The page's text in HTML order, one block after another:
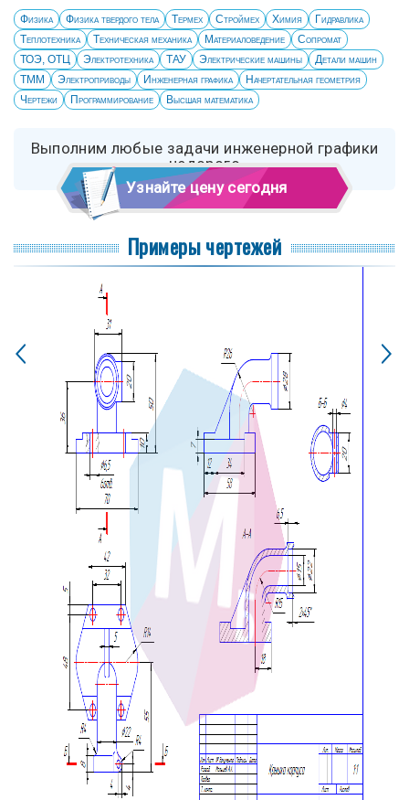
Физика Физика твердого тела Термех Строймех Химия
Гидравлика
Теплотехника
Техническая механика Материаловедение
Сопромат
ТОЭ, ОТЦ
Электротехника ТАУ Электрические машины
Детали машин
ТММ
Электроприводы Инженерная графика
Начертательная геометрия
Чертежи
Программирование Высшая математика
Выполним любые задачи инженерной графики
недорого
Узнайте цену сегодня
Примеры чертежей